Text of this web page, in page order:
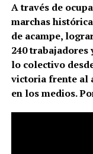
A través de
marchas
de acampe,
240 trabajadores
lo colectivo
victoria frente al
en los medios.